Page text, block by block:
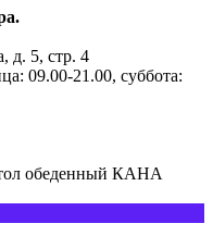
д. 5, стр. 4
09.00-21.00, суббота:
обеденный КАНА